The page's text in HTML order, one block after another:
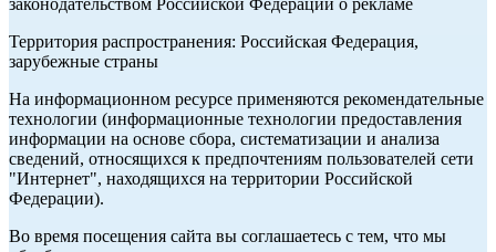
законодательством Российской Федерации о рекламе
Территория распространения: Российская Федерация,
зарубежные страны
На информационном ресурсе применяются рекомендательные
технологии (информационные технологии предоставления
информации на основе сбора, систематизации и анализа
сведений, относящихся к предпочтениям пользователей сети
"Интернет", находящихся на территории Российской
Федерации).
Во время посещения сайта вы соглашаетесь с тем, что мы